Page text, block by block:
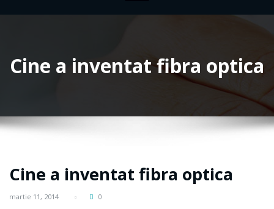
Cine a inventat fibra optica
Cine a inventat fibra optica
martie 11, 2014 0